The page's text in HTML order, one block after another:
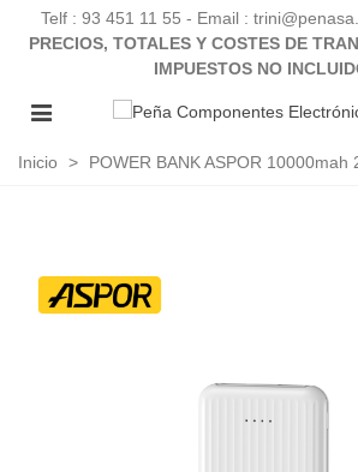
Telf : 93 451 11 55 - Email :
PRECIOS, TOTALES Y COSTES DE
IMPUESTOS NO
Inicio > POWER BANK ASPOR 10000mah